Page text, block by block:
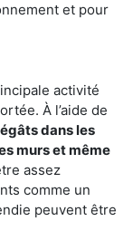
et pour
activité
À l’aide de
dans les
murs et même
assez
comme un
peuvent être